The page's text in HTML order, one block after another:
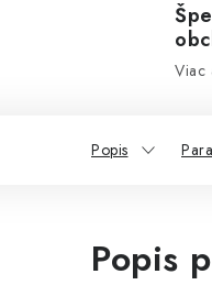
Viac
Popis
Popis